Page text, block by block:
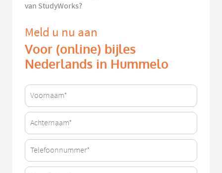
van StudyWorks?
Meld u nu aan
Voor (online) bijles
Nederlands in Hummelo